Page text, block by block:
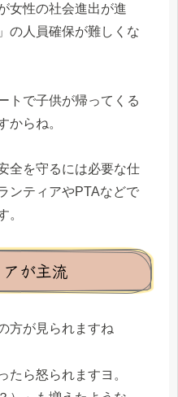
女性の社会進出が進
の人員確保が難しくな
トで子供が帰ってくる
からね。
全を守るには必要な仕
ンティアやPTAなどで
。
が主流
方が見られますね
たら怒られますヨ。